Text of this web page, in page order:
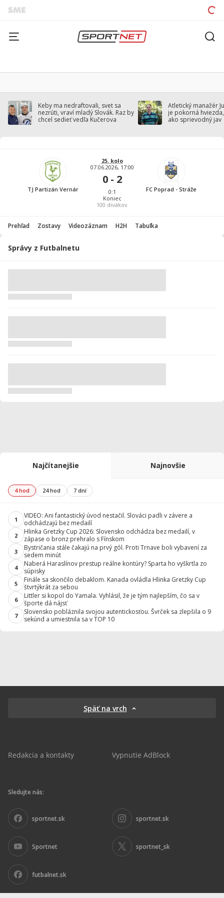
Keby ma nedraftovali, svet sa
nezrúti, vraví mladý Slovák. Raz by
chcel sedieť vedľa Kučerova
Atletický manažér
je pokorná
ako sprievodný jav
TJ Partizán Vernár
25. kolo
07.06.2026, 17:00
0 - 2
0:1
Koniec
100 divákov
FC Poprad - Stráže
Prehľad Zostavy Videozáznam H2H Tabuľka
Správy z Futbalnetu
Najčítanejšie Najnovšie
4 hod 24 hod 7 dní
1
VIDEO: Ani fantastický úvod nestačil. Slováci padli v závere a
odchádzajú bez medailí
2
Hlinka Gretzky Cup 2026: Slovensko odchádza bez medailí, v
zápase o bronz prehralo s Fínskom
3
Bystričania stále čakajú na prvý gól. Proti Trnave boli vybavení za
sedem minút
4
Naberá Haraslínov prestup reálne kontúry? Sparta ho vyškrtla zo
súpisky
5
Finále sa skončilo debaklom. Kanada ovládla Hlinka Gretzky Cup
štvrtýkrát za sebou
6
Littler si kopol do Yamala. Vyhlásil, že je tým najlepším, čo sa v
športe dá nájsť
7
Slovensko pobláznila svojou autentickosťou. Švrček sa zlepšila o 9
sekúnd a umiestnila sa v TOP 10
Späť na vrch
Redakcia a kontakty Vypnutie AdBlock
Sledujte nás:
sportnet.sk sportnet.sk
Sportnet sportnet_sk
futbalnet.sk